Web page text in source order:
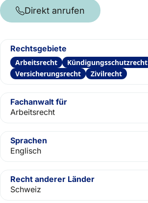
Direkt anrufen
Rechtsgebiete
Arbeitsrecht
Kündigungsschutzrecht
Versicherungsrecht
Zivilrecht
Fachanwalt für
Arbeitsrecht
Sprachen
Englisch
Recht anderer Länder
Schweiz